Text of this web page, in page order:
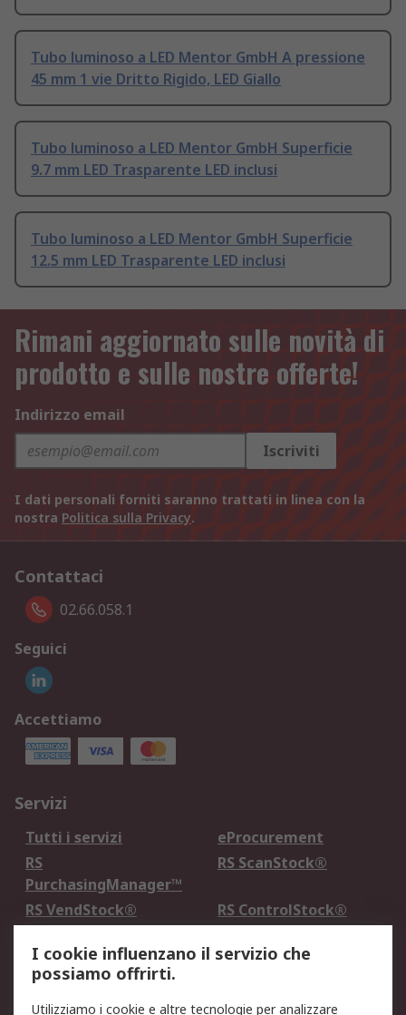
Tubo luminoso a LED Mentor GmbH A pressione
45 mm 1 vie Dritto Rigido, LED Giallo
Tubo luminoso a LED Mentor GmbH Superficie
9.7 mm LED Trasparente LED inclusi
Tubo luminoso a LED Mentor GmbH Superficie
12.5 mm LED Trasparente LED inclusi
Rimani aggiornato sulle novità di
prodotto e sulle nostre offerte!
Indirizzo email
Iscriviti
I dati personali forniti saranno trattati in linea con la
nostra Politica sulla Privacy.
Contattaci
02.66.058.1
Seguici
Accettiamo
Servizi
Tutti i servizi
eProcurement
RS
PurchasingManager™
RS ScanStock®
RS VendStock®
RS ControlStock®
Legale
I cookie influenzano il servizio che
possiamo offrirti.
Utilizziamo i cookie e altre tecnologie per analizzare